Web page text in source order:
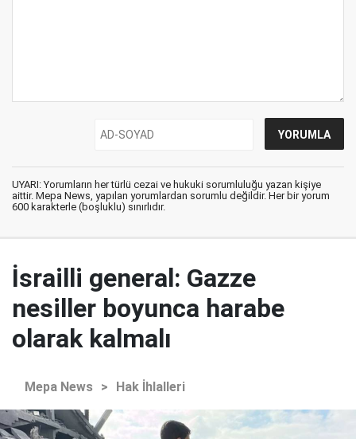
UYARI: Yorumların her türlü cezai ve hukuki sorumluluğu yazan kişiye
aittir. Mepa News, yapılan yorumlardan sorumlu değildir. Her bir yorum
600 karakterle (boşluklu) sınırlıdır.
İsrailli general: Gazze
nesiller boyunca harabe
olarak kalmalı
Mepa News > Hak İhlalleri